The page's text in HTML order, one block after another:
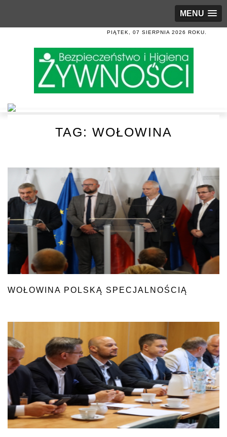
MENU
PIĄTEK, 07 SIERPNIA 2026 ROKU.
TAG: WOŁOWINA
WOŁOWINA POLSKĄ SPECJALNOŚCIĄ